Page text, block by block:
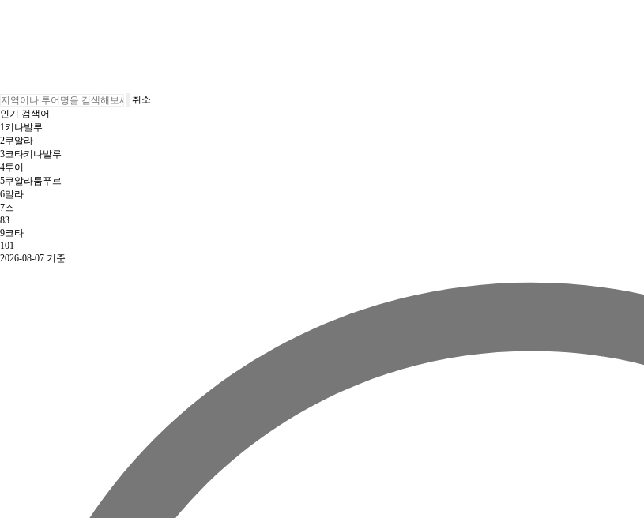
취소
인기 검색어
1키나발루
2쿠알라
3코타키나발루
4투어
5쿠알라룸푸르
6말라
7스
83
9코타
101
2026-08-07 기준